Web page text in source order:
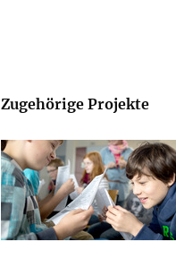
Zugehörige Projekte